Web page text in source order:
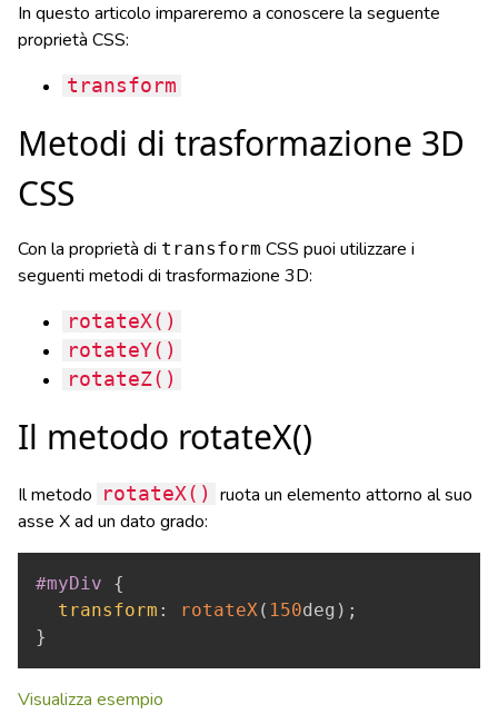
In questo articolo impareremo a conoscere la seguente
proprietà CSS:
transform
Metodi di trasformazione 3D
CSS
Con la proprietà di transform CSS puoi utilizzare i
seguenti metodi di trasformazione 3D:
rotateX()
rotateY()
rotateZ()
Il metodo rotateX()
Il metodo rotateX() ruota un elemento attorno al suo
asse X ad un dato grado:
#myDiv
{
transform : rotateX( 150deg ) ;
}
Visualizza esempio